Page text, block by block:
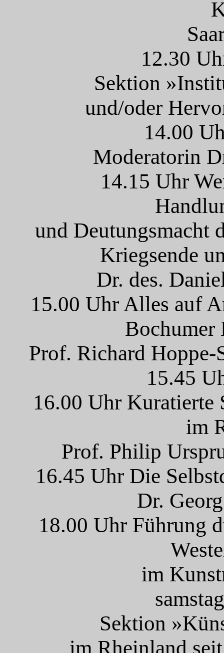
12.30
Sektion
und/oder
14.00
Moderatorin
14.15 Uhr
und Deutungsmacht
Kriegsende
Dr. des.
15.00 Uhr Alles auf
Bochumer
Prof. Richard
15.45
16.00 Uhr Kuratierte
im
Prof. Philip
16.45 Uhr Die
Dr.
18.00 Uhr Führung
im
Sektion
im Rheinland